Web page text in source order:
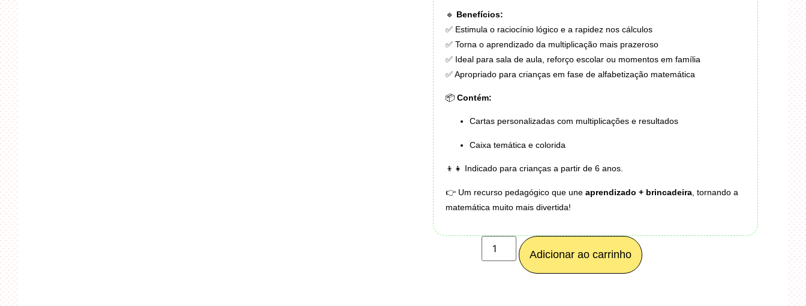
🔹 Benefícios:
✅ Estimula o raciocínio lógico e a rapidez nos cálculos
✅ Torna o aprendizado da multiplicação mais prazeroso
✅ Ideal para sala de aula, reforço escolar ou momentos em família
✅ Apropriado para crianças em fase de alfabetização matemática
📦 Contém:
Cartas personalizadas com multiplicações e resultados
Caixa temática e colorida
👦👧 Indicado para crianças a partir de 6 anos.
👉 Um recurso pedagógico que une aprendizado + brincadeira , tornando a
matemática muito mais divertida!
Adicionar ao carrinho